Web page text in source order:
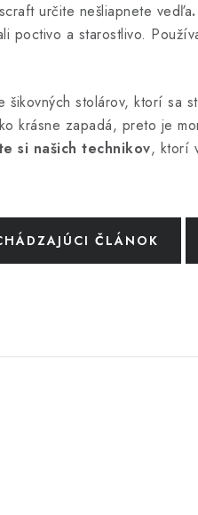
určite nešliapnete vedľa
poctivo a starostlivo.
stolárov, ktorí sa
krásne zapadá, preto je
si našich technikov, ktorí
ČLÁNOK